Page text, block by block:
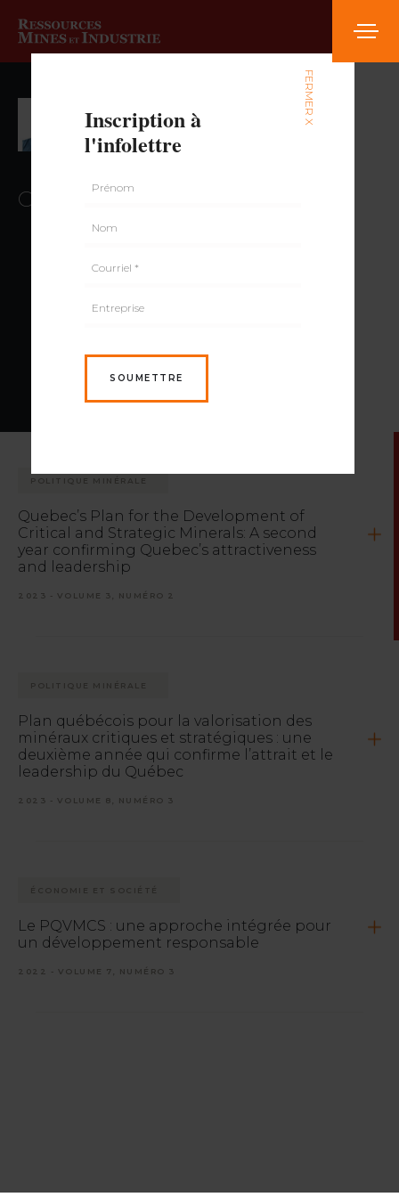
Patrice Roy,
Géo., M. Sc.
Collaborateur au contenu
POLITIQUE MINÉRALE
Quebec’s Plan for the Development of
Critical and Strategic Minerals: A second
year confirming Quebec’s attractiveness
and leadership
2023 - VOLUME 3, NUMÉRO 2
POLITIQUE MINÉRALE
Plan québécois pour la valorisation des
minéraux critiques et stratégiques : une
deuxième année qui confirme l’attrait et le
leadership du Québec
2023 - VOLUME 8, NUMÉRO 3
ÉCONOMIE ET SOCIÉTÉ
Le PQVMCS : une approche intégrée pour
un développement responsable
2022 - VOLUME 7, NUMÉRO 3
FERMER X
Inscription à
l'infolettre
SOUMETTRE